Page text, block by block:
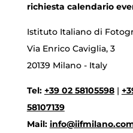
richiesta calendario
Istituto Italiano di
Via Enrico Caviglia, 3
20139 Milano - Italy
Tel: +39 02 58105598|
58107139
Mail: